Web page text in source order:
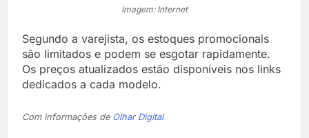
Imagem: Internet
Segundo a varejista, os estoques promocionais
são limitados e podem se esgotar rapidamente.
Os preços atualizados estão disponíveis nos links
dedicados a cada modelo.
Com informações de Olhar Digital